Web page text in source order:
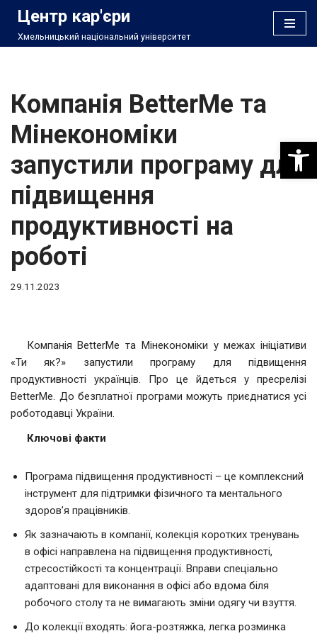
Перейти
Центр кар'єри
Хмельницький національний університет
Компанія BetterMe та
Мінекономіки
запустили програму для
підвищення
продуктивності на
роботі
29.11.2023
Компанія BetterMe та Мінекономіки у межах ініціативи
«Ти як?» запустили програму для підвищення
продуктивності українців. Про це йдеться у пресрелізі
BetterMe. До безплатної програми можуть приєднатися усі
роботодавці України.
Ключові факти
Програма підвищення продуктивності – це комплексний
інструмент для підтримки фізичного та ментального
здоров’я працівників.
Як зазначають в компанії, колекція коротких тренувань
в офісі направлена на підвищення продуктивності,
стресостійкості та концентрації. Вправи спеціально
адаптовані для виконання в офісі або вдома біля
робочого столу та не вимагають зміни одягу чи взуття.
До колекції входять: йога-розтяжка, легка розминка